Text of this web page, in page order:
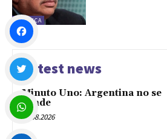
POLÍTICA
Latest news
Minuto Uno: Argentina no se
vende
07.08.2026
Facebook
Twitter
WhatsApp